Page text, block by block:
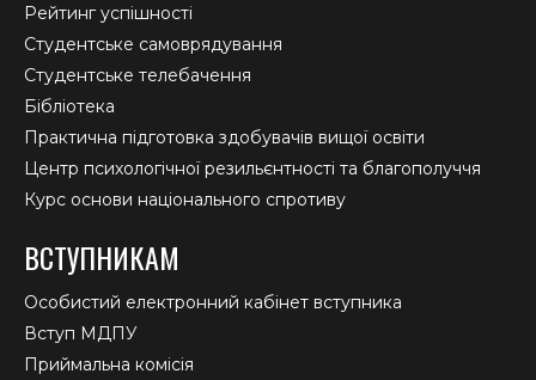
Рейтинг успішності
Студентське самоврядування
Студентське телебачення
Бібліотека
Практична підготовка здобувачів вищої освіти
Центр психологічної резильєнтності та благополуччя
Курс основи національного спротиву
ВСТУПНИКАМ
Особистий електронний кабінет вступника
Вступ МДПУ
Приймальна комісія